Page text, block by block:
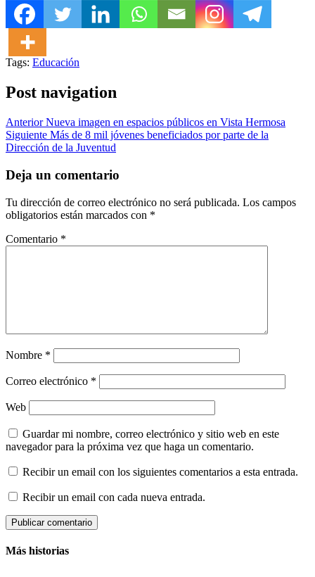
Tags: Educación
Post navigation
AnteriorNueva imagen en espacios públicos en Vista Hermosa
Siguiente Más de 8 mil jóvenes beneficiados por parte de la
Dirección de la Juventud
Deja un comentario
Tu dirección de correo electrónico no será publicada. Los campos
obligatorios están marcados con *
Comentario *
Nombre *
Correo electrónico *
Web
Guardar mi nombre, correo electrónico y sitio web en este
navegador para la próxima vez que haga un comentario.
Recibir un email con los siguientes comentarios a esta entrada.
Recibir un email con cada nueva entrada.
Más historias